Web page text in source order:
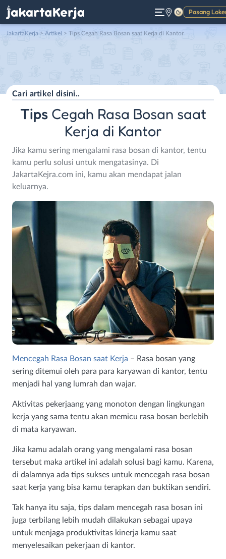
Pasang
Gelap
JakartaKerja > Artikel > Tips Cegah Rasa Bosan saat Kerja di Kantor
TipsCegah Rasa Bosan saat
Kerja di Kantor
Jika kamu sering mengalami rasa bosan di kantor, tentu
kamu perlu solusi untuk mengatasinya. Di
JakartaKejra.com ini, kamu akan mendapat jalan
keluarnya.
Mencegah Rasa Bosan saat Kerja – Rasa bosan yang
sering ditemui oleh para para karyawan di kantor, tentu
menjadi hal yang lumrah dan wajar.
Aktivitas pekerjaang yang monoton dengan lingkungan
kerja yang sama tentu akan memicu rasa bosan berlebih
di mata karyawan.
Jika kamu adalah orang yang mengalami rasa bosan
tersebut maka artikel ini adalah solusi bagi kamu. Karena,
di dalamnya ada tips sukses untuk mencegah rasa bosan
saat kerja yang bisa kamu terapkan dan buktikan sendiri.
Tak hanya itu saja, tips dalam mencegah rasa bosan ini
juga terbilang lebih mudah dilakukan sebagai upaya
untuk menjaga produktivitas kinerja kamu saat
menyelesaikan pekerjaan di kantor.